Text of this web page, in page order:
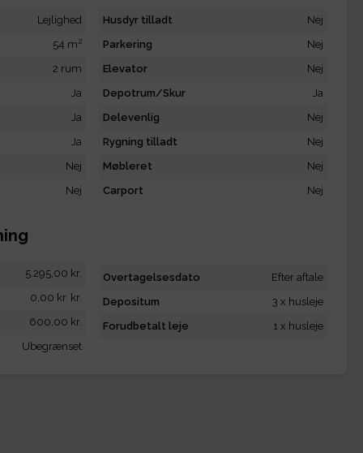
Lejlighed
54 m2
2 rum
Ja
Ja
Ja
Nej
Nej
Husdyr tilladt
Nej
Parkering
Nej
Elevator
Nej
Depotrum/Skur
Ja
Delevenlig
Nej
Rygning tilladt
Nej
Møbleret
Nej
Carport
Nej
5.295,00 kr.
0,00 kr. kr.
600,00 kr.
Ubegrænset
Overtagelsesdato
Efter aftale
Depositum
3 x husleje
Forudbetalt leje
1 x husleje